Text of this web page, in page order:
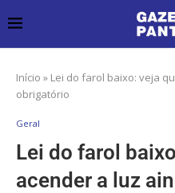
Início » Lei do farol baixo: veja
obrigatório
Geral
Lei do farol
acender a luz